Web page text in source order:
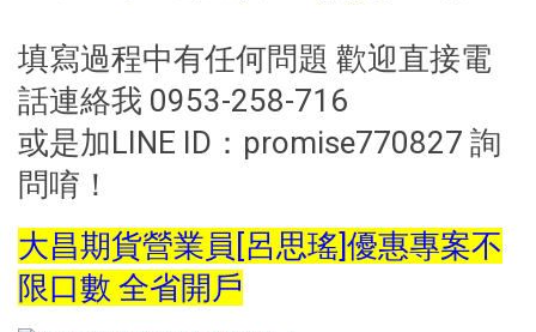
填寫過程中有任何問題 歡迎直接電
話連絡我 0953-258-716
或是加LINE ID：promise770827 詢
問唷！
大昌期貨營業員[呂思瑤]優惠專案不
限口數 全省開戶